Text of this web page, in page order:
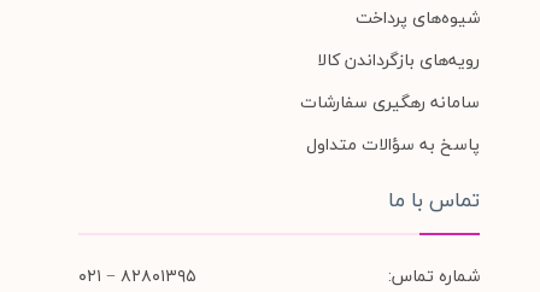
شیوه‌های پرداخت
رویه‌های بازگرداندن کالا
سامانه رهگیری سفارشات
پاسخ به سؤالات متداول
تماس با ما
شماره تماس:
۸۲۸۰۱۳۹۵ − ۰۲۱